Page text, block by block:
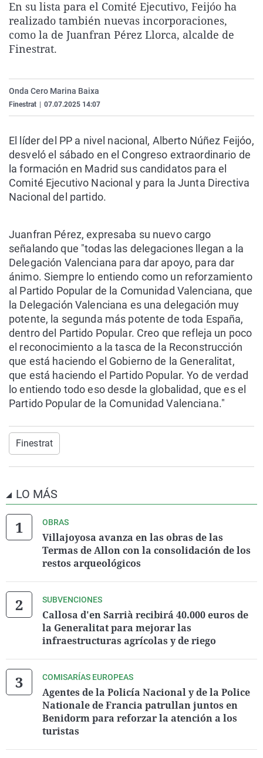
La rosa de los vientos
Gente viajera
Caso
Retornados
Extremadura
Galicia
Virales
Televisión
En su lista para el Comité Ejecutivo, Feijóo ha
realizado también nuevas incorporaciones,
como la de Juanfran Pérez Llorca, alcalde de
Finestrat.
Onda Cero Marina Baixa
Finestrat 07.07.2025 14:07
El líder del PP a nivel nacional, Alberto Núñez Feijóo,
desveló el sábado en el Congreso extraordinario de
la formación en Madrid sus candidatos para el
Comité Ejecutivo Nacional y para la Junta Directiva
Nacional del partido.
Juanfran Pérez, expresaba su nuevo cargo
señalando que "todas las delegaciones llegan a la
Delegación Valenciana para dar apoyo, para dar
ánimo. Siempre lo entiendo como un reforzamiento
al Partido Popular de la Comunidad Valenciana, que
la Delegación Valenciana es una delegación muy
potente, la segunda más potente de toda España,
dentro del Partido Popular. Creo que refleja un poco
el reconocimiento a la tasca de la Reconstrucción
que está haciendo el Gobierno de la Generalitat,
que está haciendo el Partido Popular. Yo de verdad
lo entiendo todo eso desde la globalidad, que es el
Partido Popular de la Comunidad Valenciana."
Finestrat
LO MÁS
OBRAS
Villajoyosa avanza en las obras de las
Termas de Allon con la consolidación de los
restos arqueológicos
SUBVENCIONES
Callosa d'en Sarrià recibirá 40.000 euros de
la Generalitat para mejorar las
infraestructuras agrícolas y de riego
COMISARÍAS EUROPEAS
Agentes de la Policía Nacional y de la Police
Nationale de Francia patrullan juntos en
Benidorm para reforzar la atención a los
turistas